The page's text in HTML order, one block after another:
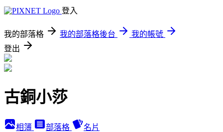
登入
我的部落格 我的部落格後台
我的帳號
登出
古銅小莎
相簿 部落格 名片